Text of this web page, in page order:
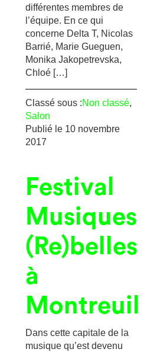
différentes membres de
l’équipe. En ce qui
concerne Delta T, Nicolas
Barrié, Marie Gueguen,
Monika Jakopetrevska,
Chloé […]
Classé sous :Non classé,
Salon
Publié le 10 novembre
2017
Festival
Musiques
(Re)belles
à
Montreuil
Dans cette capitale de la
musique qu’est devenu